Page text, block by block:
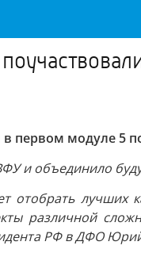
первом модуле 5
и объединило
отобрать
различной
РФ в ДФО